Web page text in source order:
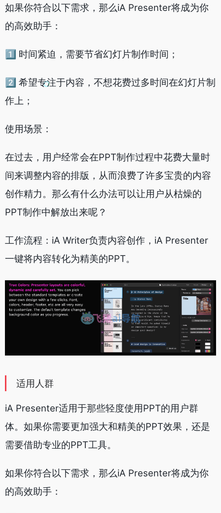
如果你符合以下需求，那么iA Presenter将成为你
的高效助手：
1️⃣ 时间紧迫，需要节省幻灯片制作时间；
2️⃣ 希望专注于内容，不想花费过多时间在幻灯片制
作上；
使用场景：
在过去，用户经常会在PPT制作过程中花费大量时
间来调整内容的排版，从而浪费了许多宝贵的内容
创作精力。那么有什么办法可以让用户从枯燥的
PPT制作中解放出来呢？
工作流程：iA Writer负责内容创作，iA Presenter
一键将内容转化为精美的PPT。
适用人群
iA Presenter适用于那些轻度使用PPT的用户群
体。如果你需要更加强大和精美的PPT效果，还是
需要借助专业的PPT工具。
如果你符合以下需求，那么iA Presenter将成为你
的高效助手：